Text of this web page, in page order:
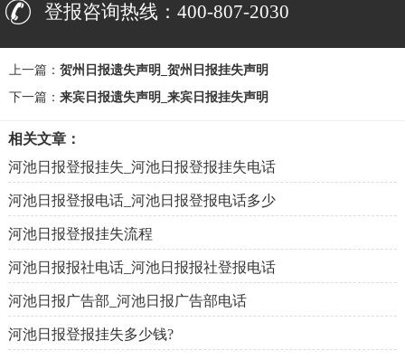
登报咨询热线：400-807-2030
上一篇： 贺州日报遗失声明_贺州日报挂失声明
下一篇： 来宾日报遗失声明_来宾日报挂失声明
相关文章：
河池日报登报挂失_河池日报登报挂失电话
河池日报登报电话_河池日报登报电话多少
河池日报登报挂失流程
河池日报报社电话_河池日报报社登报电话
河池日报广告部_河池日报广告部电话
河池日报登报挂失多少钱?